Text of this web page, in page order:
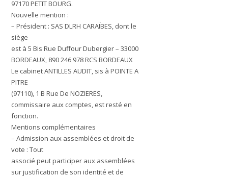
97170 PETIT BOURG.
Nouvelle mention :
– Président : SAS DLRH CARAÏBES, dont le
siège
est à 5 Bis Rue Duffour Dubergier – 33000
BORDEAUX, 890 246 978 RCS BORDEAUX
Le cabinet ANTILLES AUDIT, sis à POINTE A
PITRE
(97110), 1 B Rue De NOZIERES,
commissaire aux comptes, est resté en
fonction.
Mentions complémentaires
– Admission aux assemblées et droit de
vote : Tout
associé peut participer aux assemblées
sur justification de son identité et de